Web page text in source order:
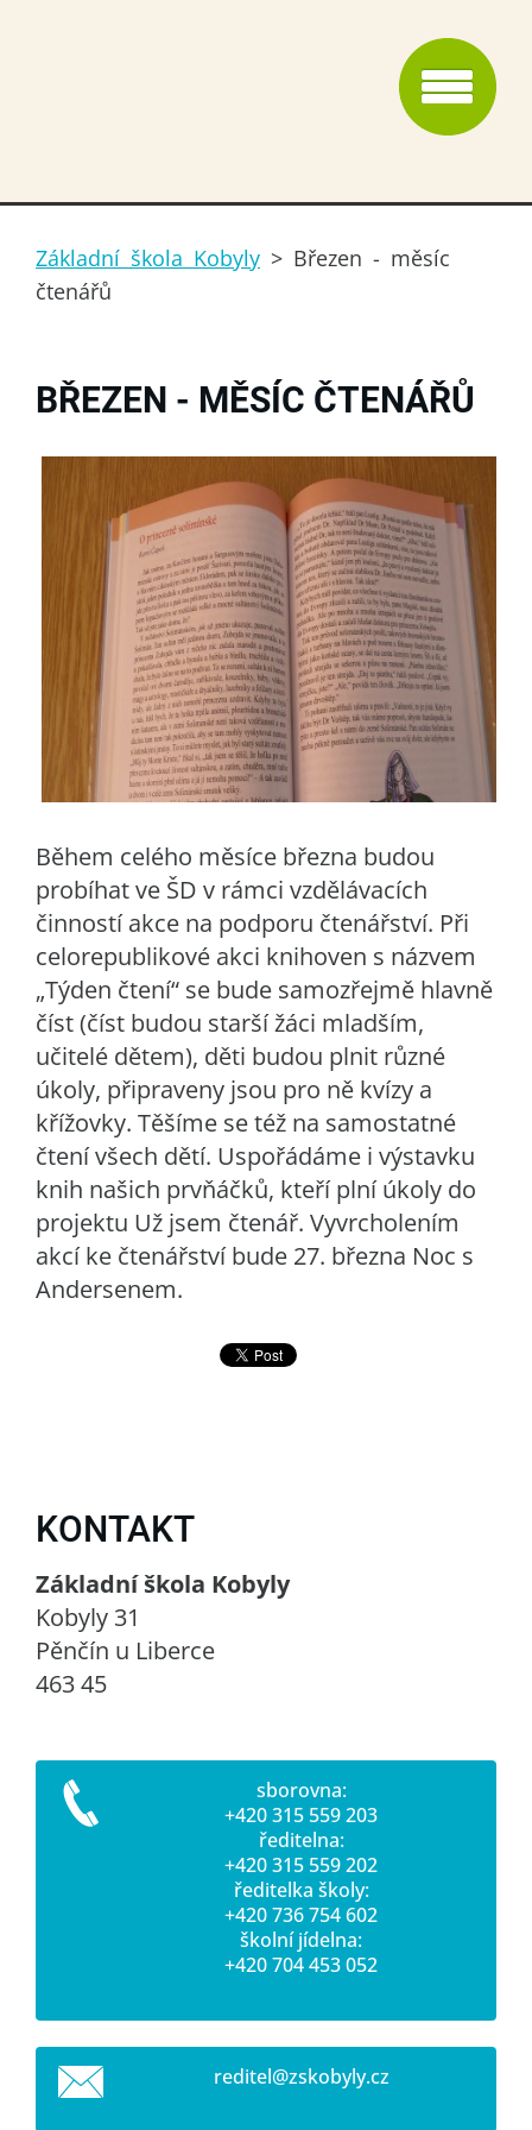
Základní škola Kobyly > Březen - měsíc
čtenářů
BŘEZEN - MĚSÍC ČTENÁŘŮ
Během celého měsíce března budou
probíhat ve ŠD v rámci vzdělávacích
činností akce na podporu čtenářství. Při
celorepublikové akci knihoven s názvem
„Týden čtení“ se bude samozřejmě hlavně
číst (číst budou starší žáci mladším,
učitelé dětem), děti budou plnit různé
úkoly, připraveny jsou pro ně kvízy a
křížovky. Těšíme se též na samostatné
čtení všech dětí. Uspořádáme i výstavku
knih našich prvňáčků, kteří plní úkoly do
projektu Už jsem čtenář. Vyvrcholením
akcí ke čtenářství bude 27. března Noc s
Andersenem.
KONTAKT
Základní škola Kobyly
Kobyly 31
Pěnčín u Liberce
463 45
sborovna:
+420 315 559 203
ředitelna:
+420 315 559 202
ředitelka školy:
+420 736 754 602
školní jídelna:
+420 704 453 052
reditel@zskobyly.cz